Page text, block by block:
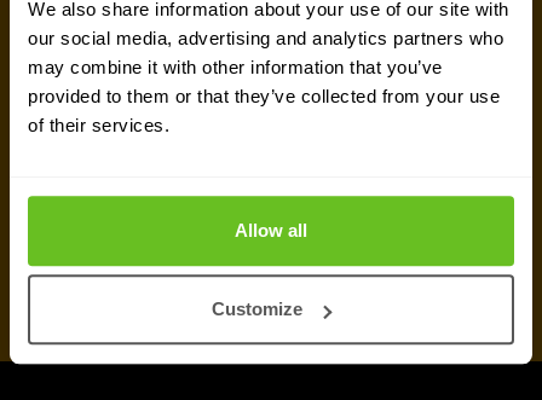
We also share information about your use of our site with
our social media, advertising and analytics partners who
may combine it with other information that you’ve
provided to them or that they’ve collected from your use
of their services.
Allow all
Customize